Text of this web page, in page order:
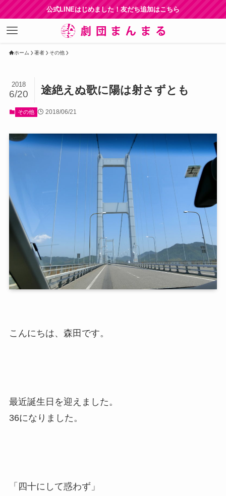
公式LINEはじめました！友だち追加はこちら
ホーム 著者 その他
途絶えぬ歌に陽は射さずとも
2018
6/20
その他 2018/06/21
こんにちは、森田です。
最近誕生日を迎えました。
36になりました。
「四十にして惑わず」